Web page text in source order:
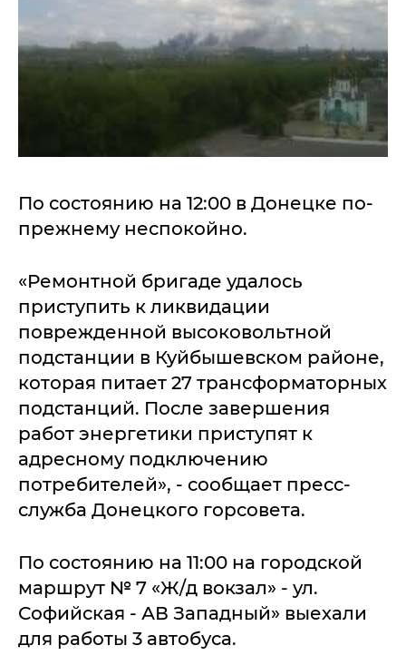
По состоянию на 12:00 в Донецке по-
прежнему неспокойно.
«Ремонтной бригаде удалось
приступить к ликвидации
поврежденной высоковольтной
подстанции в Куйбышевском районе,
которая питает 27 трансформаторных
подстанций. После завершения
работ энергетики приступят к
адресному подключению
потребителей», - сообщает пресс-
служба Донецкого горсовета.
По состоянию на 11:00 на городской
маршрут № 7 «Ж/д вокзал» - ул.
Софийская - АВ Западный» выехали
для работы 3 автобуса.